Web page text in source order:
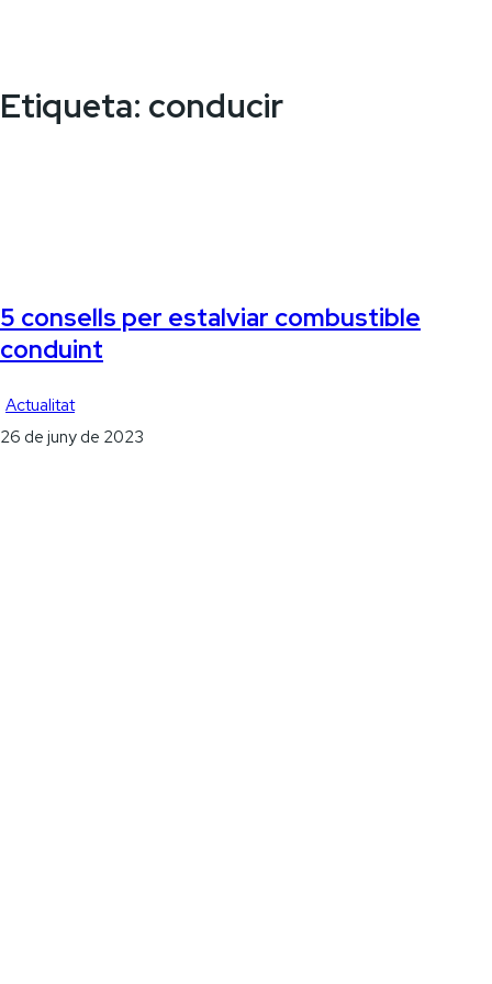
Etiqueta: conducir
5 consells per estalviar combustible
conduint
Actualitat
26 de juny de 2023